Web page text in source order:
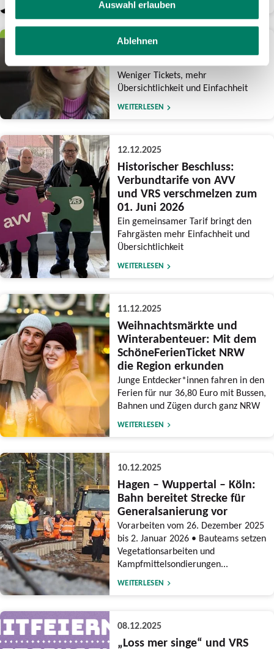
Auswahl erlauben
Ablehnen
15.12.2025
Reform des NRW-Tarifs
Weniger Tickets, mehr
Übersichtlichkeit und Einfachheit
WEITERLESEN
12.12.2025
Historischer Beschluss:
Verbundtarife von AVV
und VRS verschmelzen zum
01. Juni 2026
Ein gemeinsamer Tarif bringt den
Fahrgästen mehr Einfachheit und
Übersichtlichkeit
WEITERLESEN
11.12.2025
Weihnachtsmärkte und
Winterabenteuer: Mit dem
SchöneFerienTicket NRW
die Region erkunden
Junge Entdecker*innen fahren in den
Ferien für nur 36,80 Euro mit Bussen,
Bahnen und Zügen durch ganz NRW
WEITERLESEN
10.12.2025
Hagen – Wuppertal – Köln:
Bahn bereitet Strecke für
Generalsanierung vor
Vorarbeiten vom 26. Dezember 2025
bis 2. Januar 2026 • Bauteams setzen
Vegetationsarbeiten und
Kampfmittelsondierungen...
WEITERLESEN
08.12.2025
„Loss mer singe“ und VRS